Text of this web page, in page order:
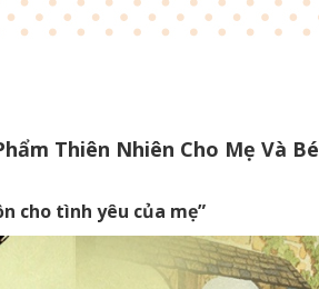
Thiên Nhiên Cho Mẹ Và Bé
cho tình yêu của mẹ”